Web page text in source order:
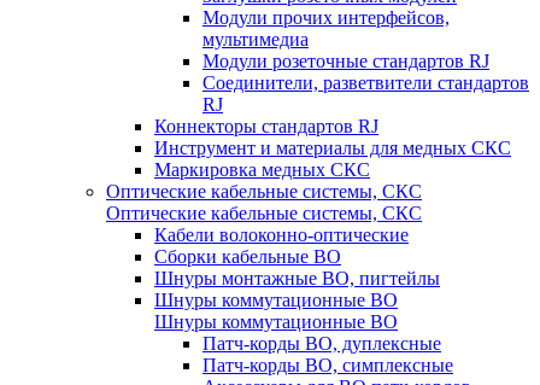
Модули прочих интерфейсов,
мультимедиа
Модули розеточные стандартов RJ
Соединители, разветвители стандартов
RJ
Коннекторы стандартов RJ
Инструмент и материалы для медных СКС
Маркировка медных СКС
Оптические кабельные системы, СКС
Оптические кабельные системы, СКС
Кабели волоконно-оптические
Сборки кабельные ВО
Шнуры монтажные ВО, пигтейлы
Шнуры коммутационные ВО
Шнуры коммутационные ВО
Патч-корды ВО, дуплексные
Патч-корды ВО, симплексные